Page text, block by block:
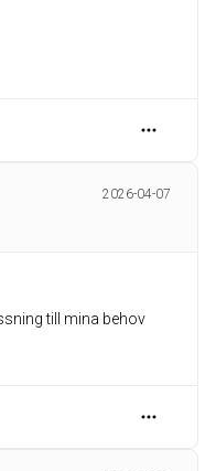
2026-04-07
till mina behov